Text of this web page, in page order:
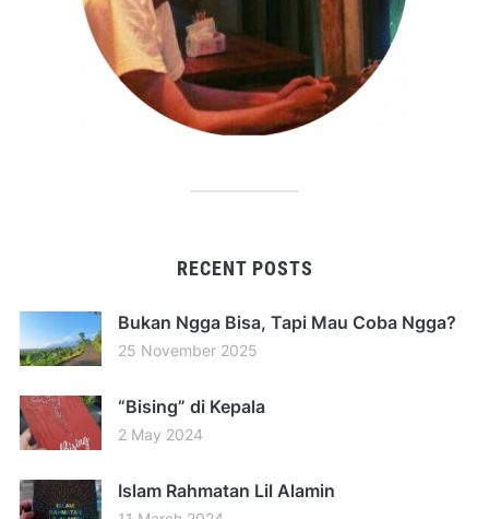
RECENT POSTS
Bukan Ngga Bisa, Tapi Mau Coba Ngga?
25 November 2025
“Bising” di Kepala
2 May 2024
Islam Rahmatan Lil Alamin